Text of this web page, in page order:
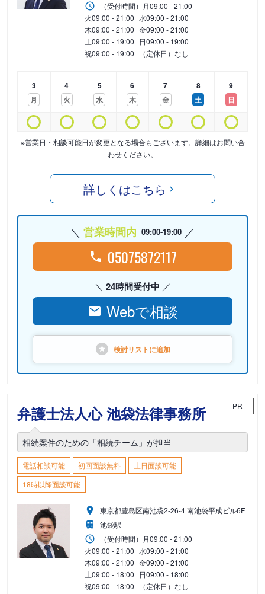
（受付時間） 月09:00 - 21:00
火09:00 - 21:00 水09:00 - 21:00
木09:00 - 21:00 金09:00 - 21:00
土09:00 - 19:00 日09:00 - 19:00
祝09:00 - 19:00 （定休日）なし
3
月
4
火
5
水
6
木
7
金
8
土
9
日
※営業日・相談可能日が変更となる場合もございます。詳細はお問い合
わせください。
詳しくはこちら
営業時間内 09:00-19:00
05075872117
24時間受付中
Webで相談
検討リストに追加
弁護士法人心 池袋法律事務所 PR
相続案件のための「相続チーム」が担当
電話相談可能 初回面談無料
土日面談可能
18時以降面談可能
東京都豊島区南池袋2-26-4 南池袋平成ビル6F
池袋駅
（受付時間） 月09:00 - 21:00
火09:00 - 21:00 水09:00 - 21:00
木09:00 - 21:00 金09:00 - 21:00
土09:00 - 18:00 日09:00 - 18:00
祝09:00 - 18:00 （定休日）なし